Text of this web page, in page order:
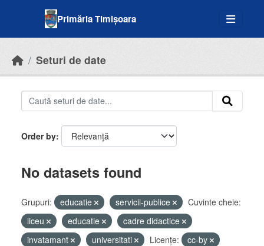
Primăria Timișoara
Seturi de date
Order by
No datasets found
Grupuri: educatie servicii-publice
Cuvinte cheie:
liceu
educatie
cadre didactice
invatamant
universitati Licenţe:
cc-by